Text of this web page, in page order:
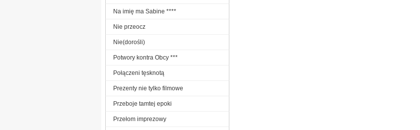
Na imię ma Sabine ****
Nie przeocz
Nie(dorośli)
Potwory kontra Obcy ***
Połączeni tęsknotą
Prezenty nie tylko filmowe
Przeboje tamtej epoki
Przełom imprezowy